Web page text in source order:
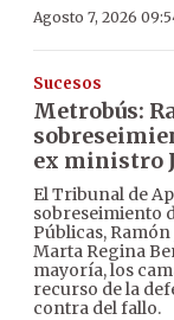
Agosto 7, 2026
Sucesos
Metrobús:
ex ministro
El Tribunal de
sobreseimiento
Públicas,
Marta Regina
mayoría, los
recurso de la
contra del fallo.